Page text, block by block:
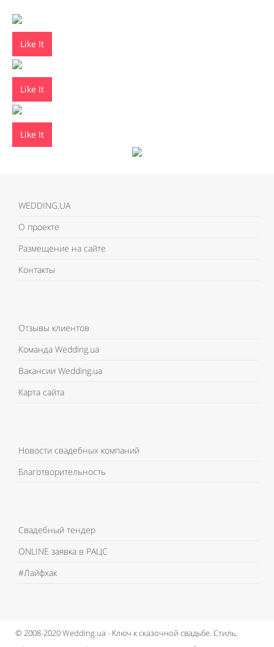
Like It
Like It
Like It
WEDDING.UA
О проекте
Размещение на сайте
Контакты
Отзывы клиентов
Команда Wedding.ua
Вакансии Wedding.ua
Карта сайта
Новости свадебных компаний
Благотворительность
Свадебный тендер
ONLINE заявка в РАЦС
#Лайфхак
© 2008-2020 Wedding.ua - Ключ к сказочной свадьбе. Стиль,